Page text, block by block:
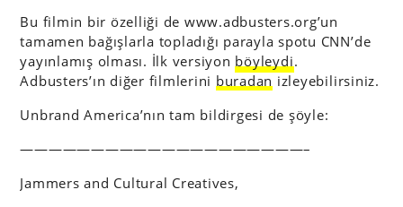
Bu filmin bir özelliği de www.adbusters.org’un
tamamen bağışlarla topladığı parayla spotu CNN’de
yayınlamış olması. İlk versiyon böyleydi.
Adbusters’ın diğer filmlerini buradan izleyebilirsiniz.
Unbrand America’nın tam bildirgesi de şöyle:
————————————————————–
Jammers and Cultural Creatives,